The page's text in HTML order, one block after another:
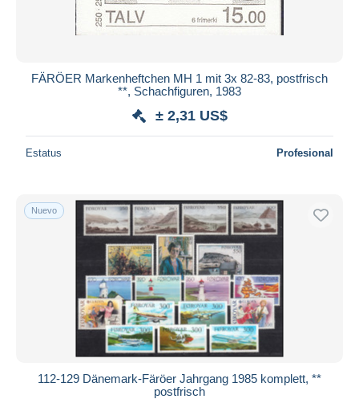
FÄRÖER Markenheftchen MH 1 mit 3x 82-83, postfrisch
**, Schachfiguren, 1983
± 2,31 US$
Estatus Profesional
Nuevo
112-129 Dänemark-Färöer Jahrgang 1985 komplett, **
postfrisch